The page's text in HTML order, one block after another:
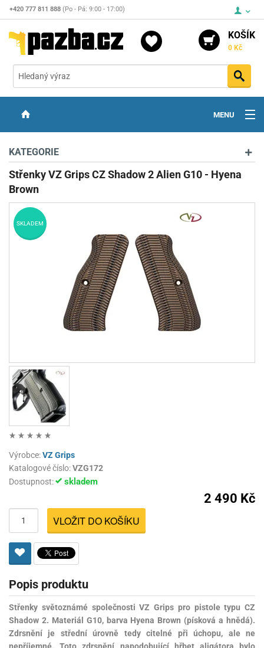
+420 777 811 888 (Po - Pá: 9:00 - 17:00)
KOŠÍK
0 Kč
MENU
OPTIKA
STŘELIVO
PŘÍSLUŠENSTVÍ
DETEKTORY KOVŮ
KATEGORIE
Střenky VZ Grips CZ Shadow 2 Alien G10 - Hyena
Brown
SKLADEM
Výrobce:VZ Grips
Katalogové číslo:VZG172
Dostupnost:
skladem
2 490 Kč
VLOŽIT DO KOŠÍKU
Popis produktu
Střenky světoznámé společnosti VZ Grips pro pistole typu CZ
Shadow 2. Materiál G10, barva Hyena Brown (písková a hnědá).
Zdrsnění je střední úrovně tedy citelné při úchopu, ale ne
nepříjemné. Toto zdrsnění napodobující hřbet aligátora bylo